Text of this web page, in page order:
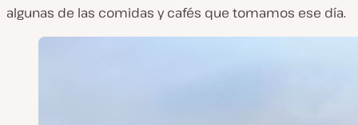
algunas de las comidas y cafés que tomamos ese día.